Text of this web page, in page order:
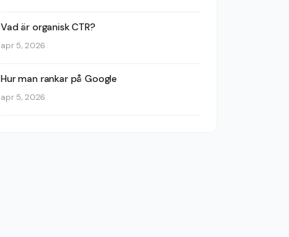
Vad är organisk CTR?
apr 5, 2026
Hur man rankar på Google
apr 5, 2026